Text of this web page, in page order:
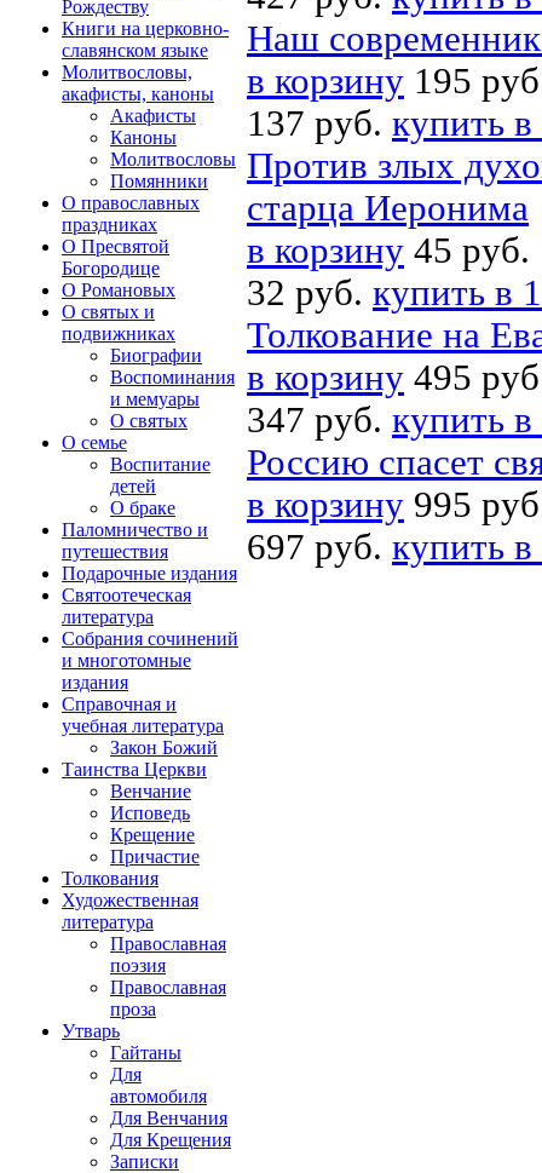
Рождеству
Книги на церковно-
славянском языке
Молитвословы,
акафисты, каноны
Акафисты
Каноны
Молитвословы
Помянники
О православных
праздниках
О Пресвятой
Богородице
О Романовых
О святых и
подвижниках
Биографии
Воспоминания
и мемуары
О святых
О семье
Воспитание
детей
О браке
Паломничество и
путешествия
Подарочные издания
Святоотеческая
литература
Собрания сочинений
и многотомные
издания
Справочная и
учебная литература
Закон Божий
Таинства Церкви
Венчание
Исповедь
Крещение
Причастие
Толкования
Художественная
литература
Православная
поэзия
Православная
проза
Утварь
Гайтаны
Для
автомобиля
Для Венчания
Для Крещения
Записки
Наш
в корзину 195
137 руб. купить
Против злых
старца Иеронима
в корзину 45 руб.
32 руб. купить в
Толкование на
в корзину 495
347 руб. купить
Россию спасет
в корзину 995
697 руб. купить